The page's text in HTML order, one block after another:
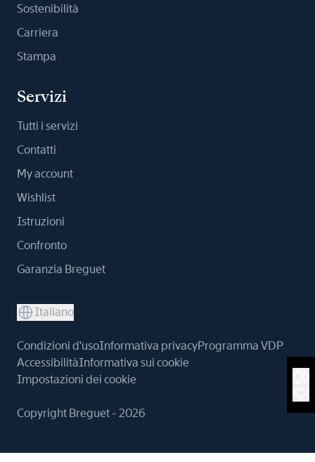
Sostenibilità
Carriera
Stampa
Servizi
Tutti i servizi
Contatti
My account
Wishlist
Istruzioni
Confronto
Garanzia Breguet
Italiano
Condizioni d'usoInformativa privacyProgramma VDP
AccessibilitàInformativa sui cookie
Impostazioni dei cookie
Copyright Breguet - 2026